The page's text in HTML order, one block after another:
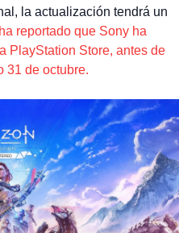
la actualización tendrá un
reportado que Sony ha
PlayStation Store, antes de
31 de octubre.